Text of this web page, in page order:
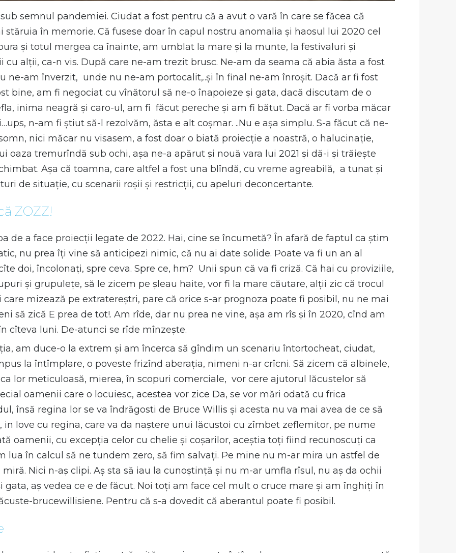
semnul pandemiei. Ciudat a fost pentru că a avut o vară în care se făcea că
în memorie. Că fusese doar în capul nostru anomalia și haosul lui 2020 cel
și totul mergea ca înainte, am umblat la mare și la munte, la festivaluri și
alții, ca-n vis. După care ne-am trezit brusc. Ne-am da seama că abia ăsta a fost
ne-am înverzit, unde nu ne-am portocalit,..și în final ne-am înroșit. Dacă ar fi fost
bine, am fi negociat cu vînătorul să ne-o înapoieze și gata, dacă discutam de o
inima neagră și caro-ul, am fi făcut pereche și am fi bătut. Dacă ar fi vorba măcar
n-am fi știut să-l rezolvăm, ăsta e alt coșmar. ..Nu e așa simplu. S-a făcut că ne-
nici măcar nu visasem, a fost doar o biată proiecție a noastră, o halucinație,
oaza tremurîndă sub ochi, așa ne-a apărut și nouă vara lui 2021 și dă-i și trăiește
Așa că toamna, care altfel a fost una blîndă, cu vreme agreabilă, a tunat și
de situație, cu scenarii roșii și restricții, cu apeluri deconcertante.
ZOZZ!
de a face proiecții legate de 2022. Hai, cine se încumetă? În afară de faptul ca știm
nu prea îți vine să anticipezi nimic, că nu ai date solide. Poate va fi un an al
doi, încolonați, spre ceva. Spre ce, hm? Unii spun că va fi criză. Că hai cu proviziile,
și grupulețe, să le zicem pe șleau haite, vor fi la mare căutare, alții zic că trocul
mizează pe extratereștri, pare că orice s-ar prognoza poate fi posibil, nu ne mai
să zică E prea de tot!. Am rîde, dar nu prea ne vine, așa am rîs și în 2020, cînd am
cîteva luni. De-atunci se rîde mînzește.
am duce-o la extrem și am încerca să gîndim un scenariu întortocheat, ciudat,
la întîmplare, o poveste frizînd aberația, nimeni n-ar crîcni. Să zicem că albinele,
lor meticuloasă, mierea, în scopuri comerciale, vor cere ajutorul lăcustelor să
oamenii care o locuiesc, acestea vor zice Da, se vor mări odată cu frica
însă regina lor se va îndrăgosti de Bruce Willis și acesta nu va mai avea de ce să
in love cu regina, care va da naștere unui lăcustoi cu zîmbet zeflemitor, pe nume
oamenii, cu excepția celor cu chelie și coșarilor, aceștia toți fiind recunoscuți ca
lua în calcul să ne tundem zero, să fim salvați. Pe mine nu m-ar mira un astfel de
Nici n-aș clipi. Aș sta să iau la cunoștință și nu m-ar umfla rîsul, nu aș da ochii
gata, aș vedea ce e de făcut. Noi toți am face cel mult o cruce mare și am înghiți în
brucewillisiene. Pentru că s-a dovedit că aberantul poate fi posibil.